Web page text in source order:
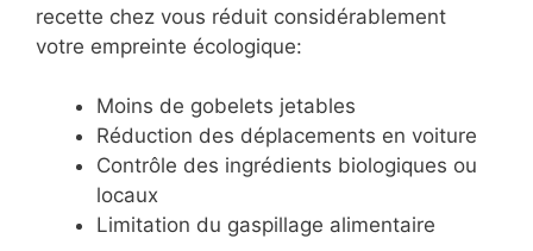
recette chez vous réduit considérablement
votre empreinte écologique:
Moins de gobelets jetables
Réduction des déplacements en voiture
Contrôle des ingrédients biologiques ou
locaux
Limitation du gaspillage alimentaire